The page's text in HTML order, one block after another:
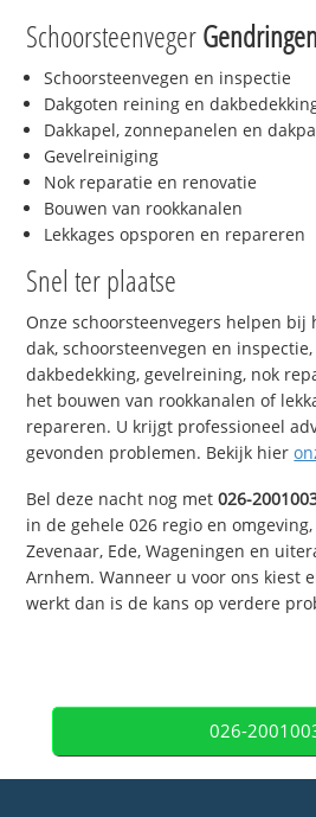
SchoorsteenvegerGendringen
Schoorsteenvegen en inspectie
Dakgoten reining en
Dakkapel, zonnepanelen en
Gevelreiniging
Nok reparatie en renovatie
Bouwen van rookkanalen
Lekkages opsporen en repareren
Snel ter plaatse
Onze schoorsteenvegers helpen
dak, schoorsteenvegen en
dakbedekking, gevelreining, nok
het bouwen van rookkanalen of
repareren. U krijgt professioneel
gevonden problemen. Bekijk hier
Bel deze nacht nog met026-
in de gehele 026 regio en
Zevenaar, Ede, Wageningen en
Arnhem. Wanneer u voor ons kiest
werkt dan is de kans op verdere
026-